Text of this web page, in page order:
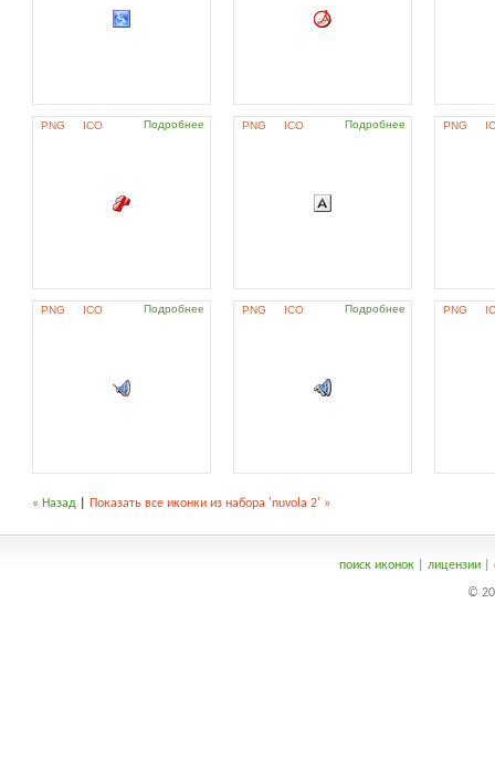
PNG ICO Подробнее PNG ICO Подробнее PNG
PNG ICO Подробнее PNG ICO Подробнее PNG
« Назад Показать все иконки из набора 'nuvola 2' »
поиск иконок| лицензии|
©